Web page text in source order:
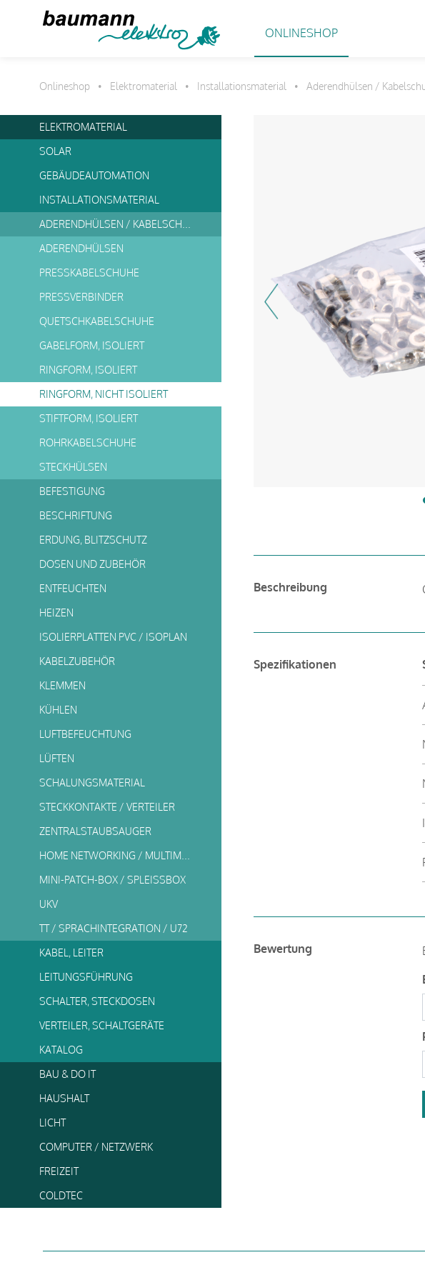
ONLINESHOP
Onlineshop • Elektromaterial • Installationsmaterial • Aderendhülsen /
ELEKTROMATERIAL
SOLAR
GEBÄUDEAUTOMATION
INSTALLATIONSMATERIAL
ADERENDHÜLSEN
PRESSKABELSCHUHE
PRESSVERBINDER
QUETSCHKABELSCHUHE
GABELFORM, ISOLIERT
RINGFORM, ISOLIERT
RINGFORM, NICHT ISOLIERT
STIFTFORM, ISOLIERT
ROHRKABELSCHUHE
STECKHÜLSEN
BEFESTIGUNG
BESCHRIFTUNG
ERDUNG, BLITZSCHUTZ
DOSEN UND ZUBEHÖR
ENTFEUCHTEN
HEIZEN
ISOLIERPLATTEN PVC / ISOPLAN
KABELZUBEHÖR
KLEMMEN
KÜHLEN
LUFTBEFEUCHTUNG
LÜFTEN
SCHALUNGSMATERIAL
STECKKONTAKTE / VERTEILER
ZENTRALSTAUBSAUGER
MINI-PATCH-BOX / SPLEISSBOX
UKV
TT / SPRACHINTEGRATION / U72
KABEL, LEITER
LEITUNGSFÜHRUNG
SCHALTER, STECKDOSEN
VERTEILER, SCHALTGERÄTE
KATALOG
BAU & DO IT
HAUSHALT
LICHT
COMPUTER / NETZWERK
FREIZEIT
COLDTEC
Beschreibung
Spezifikationen
Bewertung